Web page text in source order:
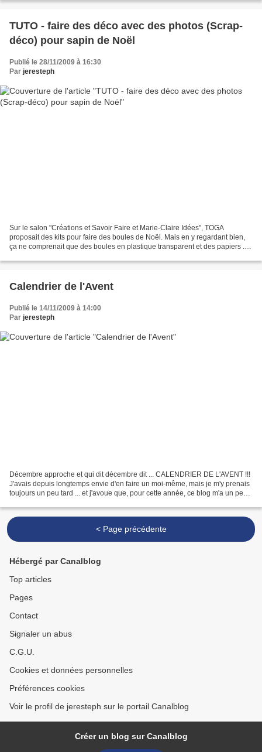
TUTO - faire des déco avec des photos (Scrap-
déco) pour sapin de Noël
Publié le 28/11/2009 à 16:30
Par jeresteph
Sur le salon "Créations et Savoir Faire et Marie-Claire Idées", TOGA
proposait des kits pour faire des boules de Noël. Mais en y regardant bien,
ça ne comprenait que des boules en plastique transparent et des papiers ...
Calendrier de l'Avent
Publié le 14/11/2009 à 14:00
Par jeresteph
Décembre approche et qui dit décembre dit ... CALENDRIER DE L'AVENT !!!
J'avais depuis longtemps envie d'en faire un moi-même, mais je m'y prenais
toujours un peu tard ... et j'avoue que, pour cette année, ce blog m'a un peu
< Page précédente
Hébergé par Canalblog
Top articles
Pages
Contact
Signaler un abus
C.G.U.
Cookies et données personnelles
Préférences cookies
Voir le profil de jeresteph sur le portail Canalblog
Créer un blog sur Canalblog